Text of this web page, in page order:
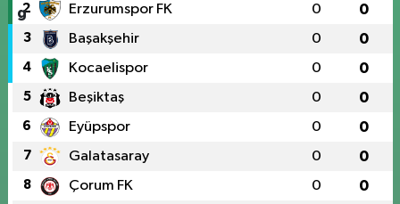
2 Erzurumspor FK 0 0
3 Başakşehir 0 0
4 Kocaelispor 0 0
5 Beşiktaş 0 0
6 Eyüpspor 0 0
7 Galatasaray 0 0
8 Çorum FK 0 0